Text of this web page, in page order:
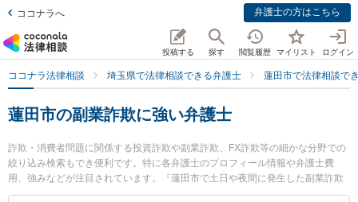
ココナラへ 弁護士の方はこちら
投稿する 探す 閲覧履歴 マイリスト ログイン
ココナラ法律相談 埼玉県で法律相談できる弁護士 蓮田市で法律相談で
蓮田市の副業詐欺に強い弁護士
詐欺・消費者問題に関係する投資詐欺や副業詐欺、FX詐欺等の細かな分野での
絞り込み検索もでき便利です。特に各弁護士のプロフィール情報や弁護士費
用、強みなどが注目されています。『蓮田市で土日や夜間に発生した副業詐欺
のトラブルを今すぐに弁護士に相談したい』『副業詐欺のトラブル解決の実績